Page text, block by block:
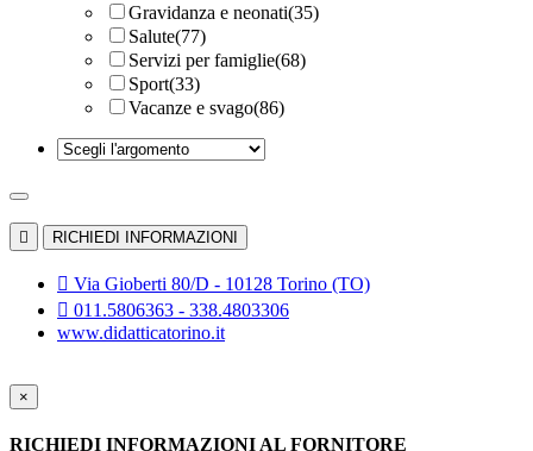
Gravidanza e neonati(35)
Salute(77)
Servizi per famiglie(68)
Sport(33)
Vacanze e svago(86)
 RICHIEDI INFORMAZIONI
 Via Gioberti 80/D - 10128 Torino (TO)
 011.5806363 - 338.4803306
www.didatticatorino.it
×
RICHIEDI INFORMAZIONI AL FORNITORE